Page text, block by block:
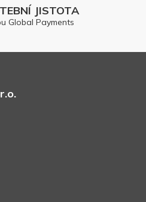
JISTOTA
Global Payments